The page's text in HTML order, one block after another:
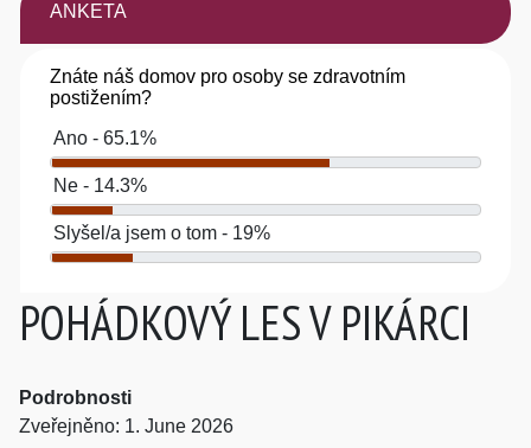
ANKETA
Znáte náš domov pro osoby se zdravotním
postižením?
Ano - 65.1%
Ne - 14.3%
Slyšel/a jsem o tom - 19%
POHÁDKOVÝ LES V PIKÁRCI
Podrobnosti
Zveřejněno: 1. June 2026